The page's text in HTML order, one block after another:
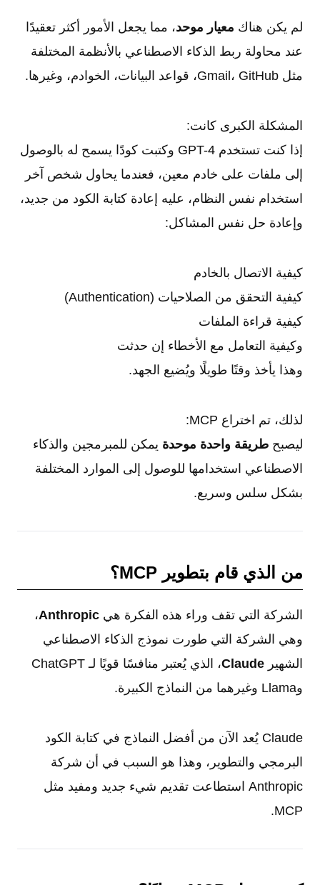
لم يكن هناك معيار موحد، مما يجعل الأمور أكثر تعقيدًا
عند محاولة ربط الذكاء الاصطناعي بالأنظمة المختلفة
مثل Gmail، GitHub، قواعد البيانات، الخوادم، وغيرها.
المشكلة الكبرى كانت:
إذا كنت تستخدم GPT-4 وكتبت كودًا يسمح له بالوصول
إلى ملفات على خادم معين، فعندما يحاول شخص آخر
استخدام نفس النظام، عليه إعادة كتابة الكود من جديد،
وإعادة حل نفس المشاكل:
كيفية الاتصال بالخادم
كيفية التحقق من الصلاحيات (Authentication)
كيفية قراءة الملفات
وكيفية التعامل مع الأخطاء إن حدثت
وهذا يأخذ وقتًا طويلًا ويُضيع الجهد.
لذلك، تم اختراع MCP:
ليصبح طريقة واحدة موحدة يمكن للمبرمجين والذكاء
الاصطناعي استخدامها للوصول إلى الموارد المختلفة
بشكل سلس وسريع.
من الذي قام بتطوير MCP؟
الشركة التي تقف وراء هذه الفكرة هي Anthropic،
وهي الشركة التي طورت نموذج الذكاء الاصطناعي
الشهير Claude
، الذي يُعتبر منافسًا قويًا لـ ChatGPT
وLlama وغيرهما من النماذج الكبيرة.
Claude يُعد الآن من أفضل النماذج في كتابة الكود
البرمجي والتطوير، وهذا هو السبب في أن شركة
Anthropic استطاعت تقديم شيء جديد ومفيد مثل
MCP.